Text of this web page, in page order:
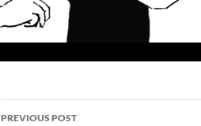
Post
PREVIOUS POST